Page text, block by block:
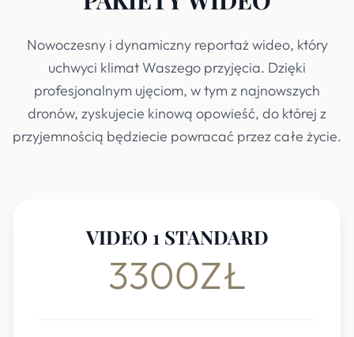
Nowoczesny i dynamiczny reportaż wideo, który
uchwyci klimat Waszego przyjęcia. Dzięki
profesjonalnym ujęciom, w tym z najnowszych
dronów, zyskujecie kinową opowieść, do której z
przyjemnością będziecie powracać przez całe życie.
VIDEO 1 STANDARD
3300ZŁ